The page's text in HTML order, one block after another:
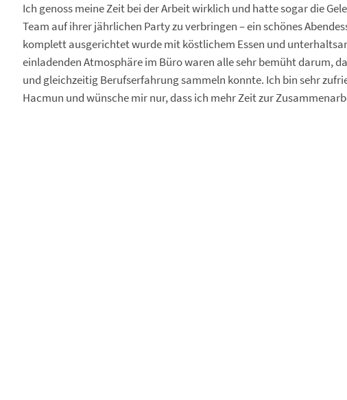
Ich genoss meine Zeit bei der Arbeit wirklich und hatte sogar die
Team auf ihrer jährlichen Party zu verbringen – ein schönes
komplett ausgerichtet wurde mit köstlichem Essen und
einladenden Atmosphäre im Büro waren alle sehr bemüht darum,
und gleichzeitig Berufserfahrung sammeln konnte. Ich bin sehr
Hacmun und wünsche mir nur, dass ich mehr Zeit zur